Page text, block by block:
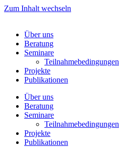
Zum Inhalt wechseln
Über uns
Beratung
Seminare
Teilnahmebedingungen
Projekte
Publikationen
Über uns
Beratung
Seminare
Teilnahmebedingungen
Projekte
Publikationen